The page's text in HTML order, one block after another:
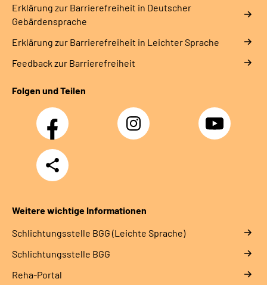
Erklärung zur Barrierefreiheit in Deutscher
Gebärdensprache
Erklärung zur Barrierefreiheit in Leichter Sprache
Feedback zur Barrierefreiheit
Folgen und Teilen
Facebook Instagram YouTube
Teilen
Weitere wichtige Informationen
Schlich­tungs­stel­le BGG (Leichte Sprache)
Schlich­tungs­stel­le BGG
Reha-Portal